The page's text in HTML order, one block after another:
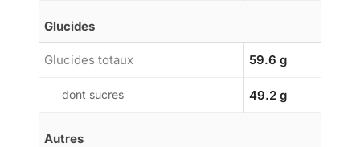
Glucides
Glucides totaux 59.6 g
dont sucres 49.2 g
Autres